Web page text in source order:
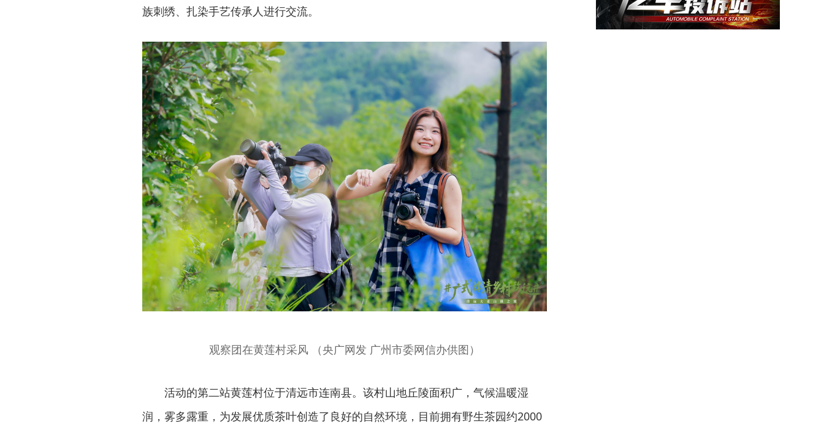
族刺绣、扎染手艺传承人进行交流。
观察团在黄莲村采风 （央广网发 广州市委网信办供图）
活动的第二站黄莲村位于清远市连南县。该村山地丘陵面积广，气候温暖湿
润，雾多露重，为发展优质茶叶创造了良好的自然环境，目前拥有野生茶园约2000